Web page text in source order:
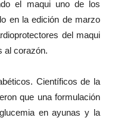
el maqui uno de los
en la edición de marzo
del maqui
al corazón.
Científicos de la
que una formulación
en ayunas y la